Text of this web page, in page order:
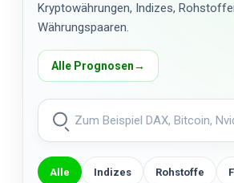
Kryptowährungen, Indizes,
Währungspaaren.
Alle Prognosen→
Alle Indizes Rohstoffe